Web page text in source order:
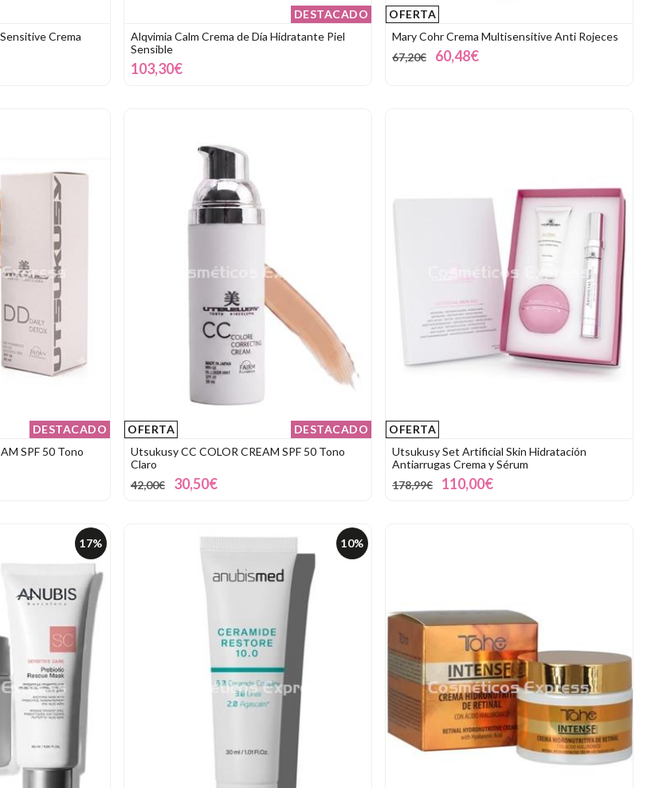
Crema
DESTACADO
Alqvimia Calm Crema de Día Hidratante Piel
Sensible
103,30€
OFERTA
Mary Cohr Crema Multisensitive Anti Rojeces
67,20€
60,48€
DESTACADO
SPF 50 Tono
OFERTA
DESTACADO
Utsukusy CC COLOR CREAM SPF 50 Tono
Claro
42,00€
30,50€
OFERTA
Utsukusy Set Artificial Skin Hidratación
Antiarrugas Crema y Sérum
178,99€
110,00€
17% 10%